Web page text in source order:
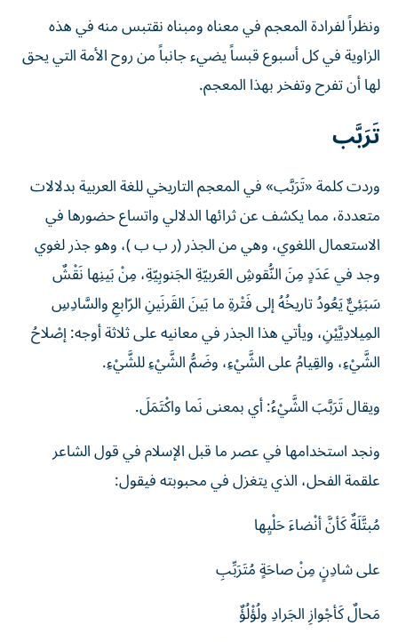
ونظراً لفرادة المعجم في معناه ومبناه نقتبس منه في هذه
الزاوية في كل أسبوع قبساً يضيء جانباً من روح الأمة التي يحق
لها أن تفرح وتفخر بهذا المعجم.
تَرَبَّب
وردت كلمة «تَرَبَّب» في المعجم التاريخي للغة العربية بدلالات
متعددة، مما يكشف عن ثرائها الدلالي واتساع حضورها في
الاستعمال اللغوي، وهي من الجذر (ر ب ب )، وهو جذر لغوي
وجد في عَدَدٍ مِنَ النُّقوشِ العَربيّةِ الجَنوبِيّةِ، مِنْ بَينِها نَقْشٌ
سَبَئِيٌّ يَعُودُ تاريخُهُ إلى فَتْرةِ ما بَينَ القَرنَينِ الرّابعِ والسَّادِسِ
المِيلادِيَّيْنِ، ويأتي هذا الجذر في معانيه على ثلاثة أوجه: إصْلاحُ
الشَّيْءِ، والقِيامُ على الشَّيْءِ، وضَمُّ الشَّيْءِ للشَّيْءِ.
ويقال تَرَبَّبَ الشَّيْءُ: أي بمعنى نَما واكْتَمَلَ.
ونجد استخدامها في عصر ما قبل الإسلام في قول الشاعر
علقمة الفحل، الذي يتغزل في محبوبته فيقول:
مُبتَّلَةٌ كَأنَّ أنْضاءَ حَلْيِها
على شادِنٍ مِنْ صاحَةٍ مُتَرَبِّبِ
مَحالٌ كَأجْوازِ الجَرادِ ولُؤْلُؤٌ